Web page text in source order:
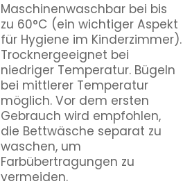
Maschinenwaschbar bei bis
zu 60°C (ein wichtiger Aspekt
für Hygiene im Kinderzimmer).
Trocknergeeignet bei
niedriger Temperatur. Bügeln
bei mittlerer Temperatur
möglich. Vor dem ersten
Gebrauch wird empfohlen,
die Bettwäsche separat zu
waschen, um
Farbübertragungen zu
vermeiden.